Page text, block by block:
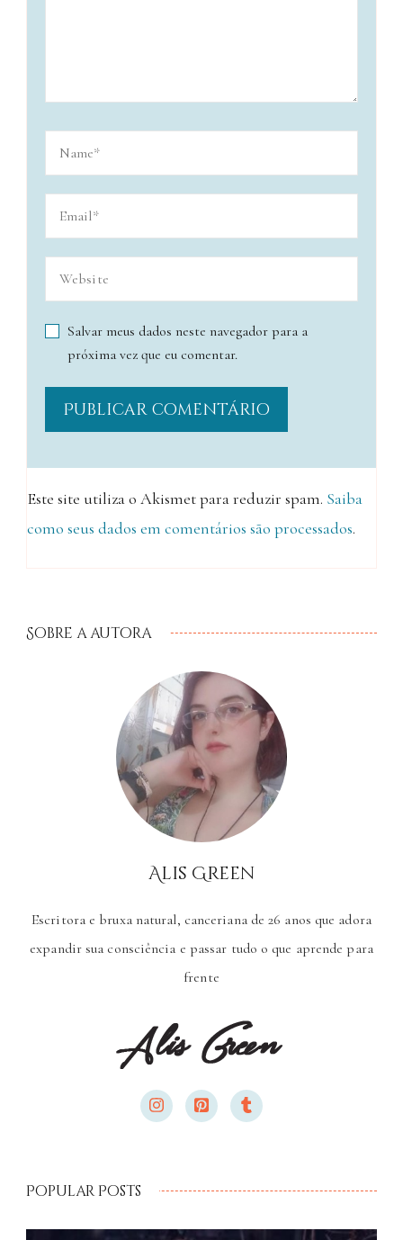
Salvar meus dados neste navegador para a
próxima vez que eu comentar.
Este site utiliza o Akismet para reduzir spam. Saiba
como seus dados em comentários são processados.
Sobre a autora
Alis Green
Escritora e bruxa natural, canceriana de 26 anos que adora
expandir sua consciência e passar tudo o que aprende para
frente
Popular Posts